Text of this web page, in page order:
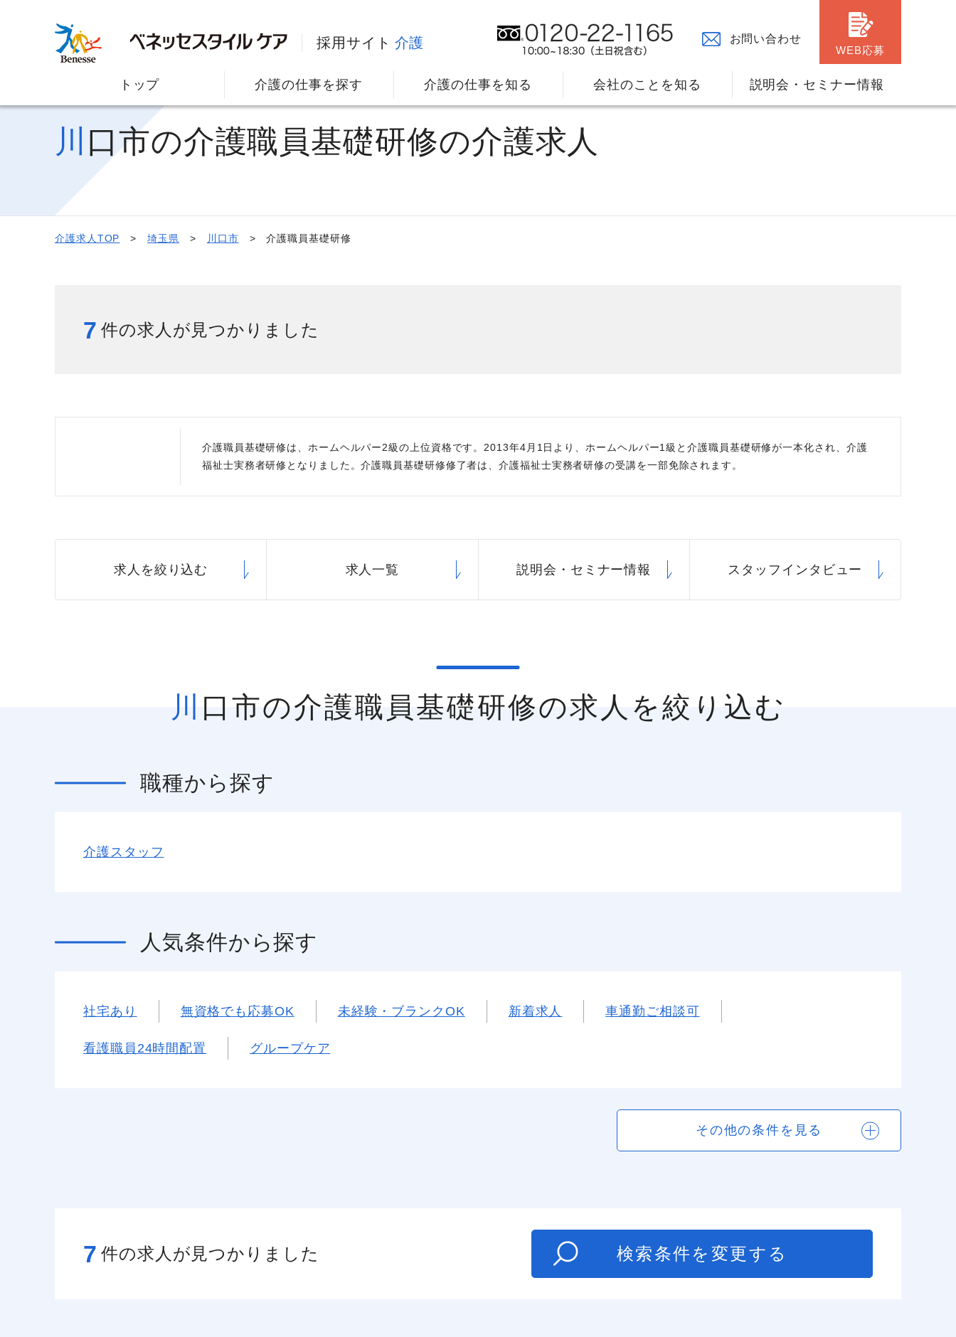
採用サイト 介護
お問い合わせ
WEB応募
トップ 介護の仕事を探す 介護の仕事を知る
給与制度 資格取得サポート制度 福利厚生
会社のことを知る
スタッフインタビュー 社員主役のプロジェクト 職場データ
説明会・セミナー情報
川口市の介護職員基礎研修の介護求人
介護求人TOP 埼玉県 川口市 介護職員基礎研修
7 件の求人が見つかりました
介護職員基礎研修は、ホームヘルパー2級の上位資格です。2013年4月1日より、ホームヘルパー1級と介護職員基礎研修が一本化され、介護
福祉士実務者研修となりました。介護職員基礎研修修了者は、介護福祉士実務者研修の受講を一部免除されます。
求人を絞り込む 求人一覧 説明会・ セミナー情報 スタッフ インタビュー
川口市の介護職員基礎研修の求人を絞り込む
職種から探す
介護スタッフ
人気条件から探す
社宅あり 無資格でも応募OK 未経験・ブランクOK 新着求人 車通勤ご相談可
看護職員24時間配置 グループケア
その他の条件を見る
7 件の求人が見つかりました 検索条件を変更する